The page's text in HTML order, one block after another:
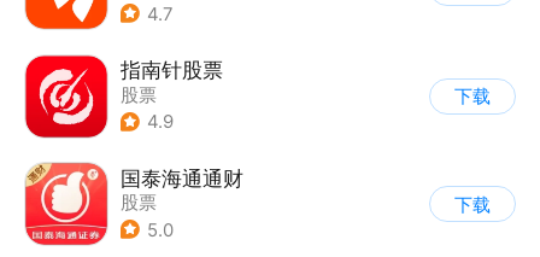
4.7
指南针股票
股票
4.9
下载
国泰海通通财
股票
5.0
下载